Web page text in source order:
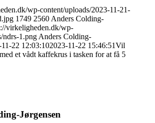
wp-content/uploads/2023-11-21-
1749 2560 Anders Colding-
virkeligheden.dk/wp-
ndrs-1.png Anders Colding-
11-22 12:03:102023-11-22 15:46:51Vil
et vådt kaffekrus i tasken for at få 5
Jørgensen